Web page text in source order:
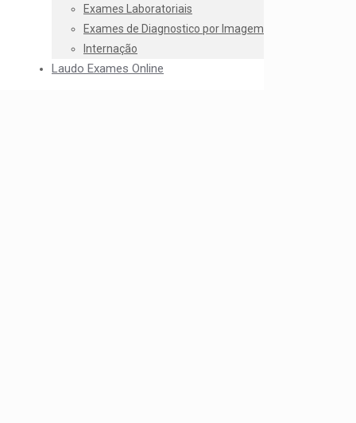
Exames Laboratoriais
Exames de Diagnostico por Imagem
Internação
Laudo Exames Online